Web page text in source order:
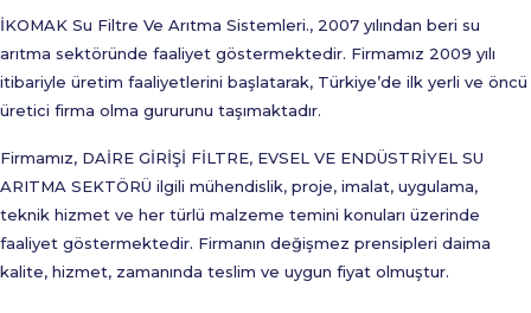
İKOMAK Su Filtre Ve Arıtma Sistemleri., 2007 yılından beri su
arıtma sektöründe faaliyet göstermektedir. Firmamız 2009 yılı
itibariyle üretim faaliyetlerini başlatarak, Türkiye’de ilk yerli ve öncü
üretici firma olma gururunu taşımaktadır.
Firmamız, DAİRE GİRİŞİ FİLTRE, EVSEL VE ENDÜSTRİYEL SU
ARITMA SEKTÖRÜ ilgili mühendislik, proje, imalat, uygulama,
teknik hizmet ve her türlü malzeme temini konuları üzerinde
faaliyet göstermektedir. Firmanın değişmez prensipleri daima
kalite, hizmet, zamanında teslim ve uygun fiyat olmuştur.